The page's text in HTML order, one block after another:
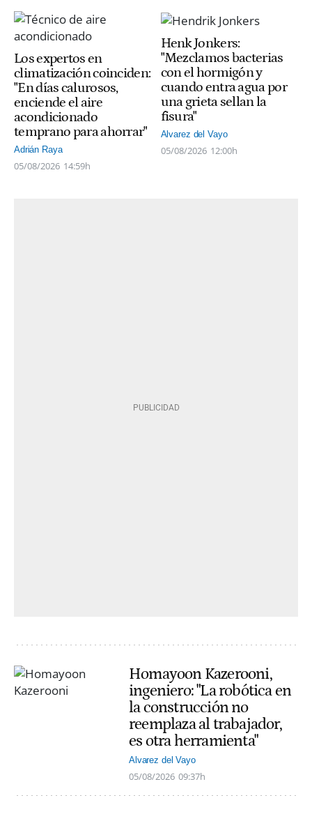
Los expertos en
climatización coinciden:
"En días calurosos,
enciende el aire
acondicionado
temprano para ahorrar"
Adrián Raya
05/08/2026 14:59h
Henk Jonkers:
"Mezclamos bacterias
con el hormigón y
cuando entra agua por
una grieta sellan la
fisura"
Alvarez del Vayo
05/08/2026 12:00h
Homayoon Kazerooni,
ingeniero: "La robótica en
la construcción no
reemplaza al trabajador,
es otra herramienta"
Alvarez del Vayo
05/08/2026 09:37h